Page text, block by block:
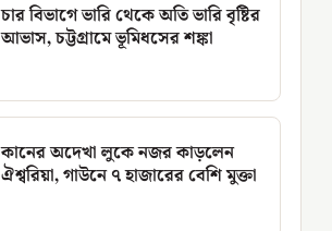
চার বিভাগে ভারি থেকে অতি ভারি বৃষ্টির
আভাস, চট্টগ্রামে ভূমিধসের শঙ্কা
কানের অদেখা লুকে নজর কাড়লেন
ঐশ্বরিয়া, গাউনে ৭ হাজারের বেশি মুক্তা